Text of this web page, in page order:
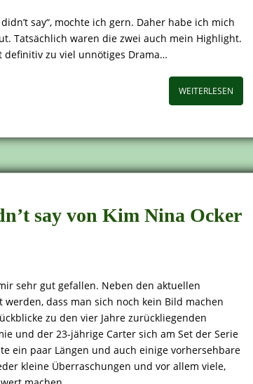
say“, mochte ich gern. Daher habe ich mich
Tatsächlich waren die zwei auch mein Highlight.
definitiv zu viel unnötiges Drama…
WEITERLESEN
say von Kim Nina Ocker
sehr gut gefallen. Neben den aktuellen
dass man sich noch kein Bild machen
zu den vier Jahre zurückliegenden
und der 23-jährige Carter sich am Set der Serie
ein paar Längen und auch einige vorhersehbare
kleine Überraschungen und vor allem viele,